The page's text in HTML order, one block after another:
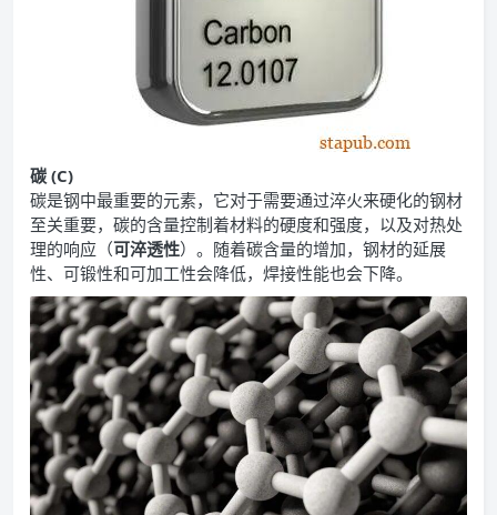
碳 (C)
碳是钢中最重要的元素，它对于需要通过淬火来硬化的钢材
至关重要，碳的含量控制着材料的硬度和强度，以及对热处
理的响应（可淬透性）。随着碳含量的增加，钢材的延展
性、可锻性和可加工性会降低，焊接性能也会下降。